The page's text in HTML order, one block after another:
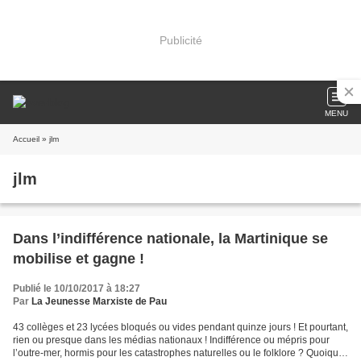
Publicité
MENU
Accueil » jlm
jlm
Dans l’indifférence nationale, la Martinique se
mobilise et gagne !
Publié le 10/10/2017 à 18:27
Par La Jeunesse Marxiste de Pau
43 collèges et 23 lycées bloqués ou vides pendant quinze jours ! Et pourtant,
rien ou presque dans les médias nationaux ! Indifférence ou mépris pour
l’outre-mer, hormis pour les catastrophes naturelles ou le folklore ? Quoiqu’il